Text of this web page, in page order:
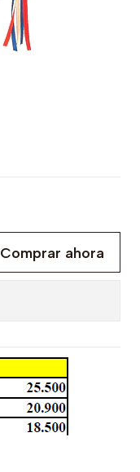
Comprar ahora